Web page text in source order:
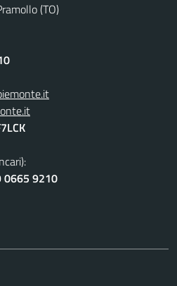
(TO)
0665 9210